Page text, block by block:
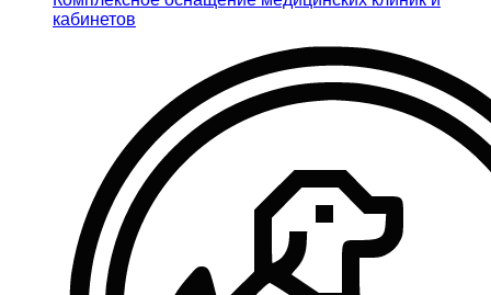
кабинетов